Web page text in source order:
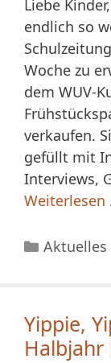
Liebe
endlich so
Woche zu
dem WUV-
verkaufen.
gefüllt mit
Interviews,
Weiterlesen
Kategorien
Aktuelles
Yippie,